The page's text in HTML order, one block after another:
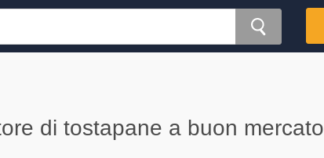
di tostapane a buon mercato